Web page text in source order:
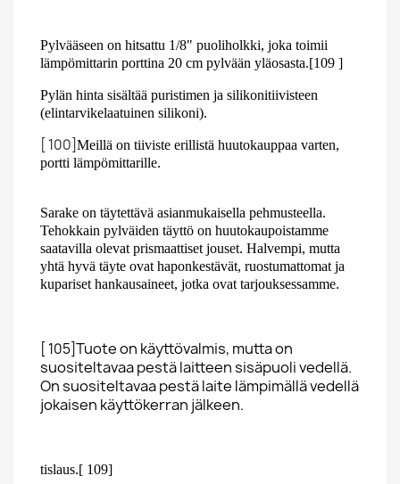
Pylvääseen on hitsattu 1/8" puoliholkki, joka toimii
lämpömittarin porttina 20 cm pylvään yläosasta.[109 ]
Pylän hinta sisältää puristimen ja silikonitiivisteen
(elintarvikelaatuinen silikoni).
[ 100] Meillä on tiiviste erillistä huutokauppaa varten,
portti lämpömittarille.
Sarake on täytettävä asianmukaisella pehmusteella.
Tehokkain pylväiden täyttö on huutokaupoistamme
saatavilla olevat prismaattiset jouset. Halvempi, mutta
yhtä hyvä täyte ovat haponkestävät, ruostumattomat ja
kupariset hankausaineet, jotka ovat tarjouksessamme.
[ 105] Tuote on käyttövalmis, mutta on
suositeltavaa pestä laitteen sisäpuoli vedellä.
On suositeltavaa pestä laite lämpimällä vedellä
jokaisen käyttökerran jälkeen.
tislaus.[ 109]